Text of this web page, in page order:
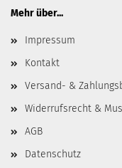
Mehr über...
Impressum
Kontakt
Versand- &
Widerrufsrecht &
AGB
Datenschutz